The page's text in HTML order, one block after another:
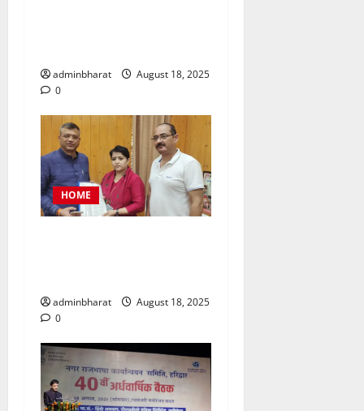
adminbharat
August 18, 2025
0
HOME
adminbharat
August 18, 2025
0